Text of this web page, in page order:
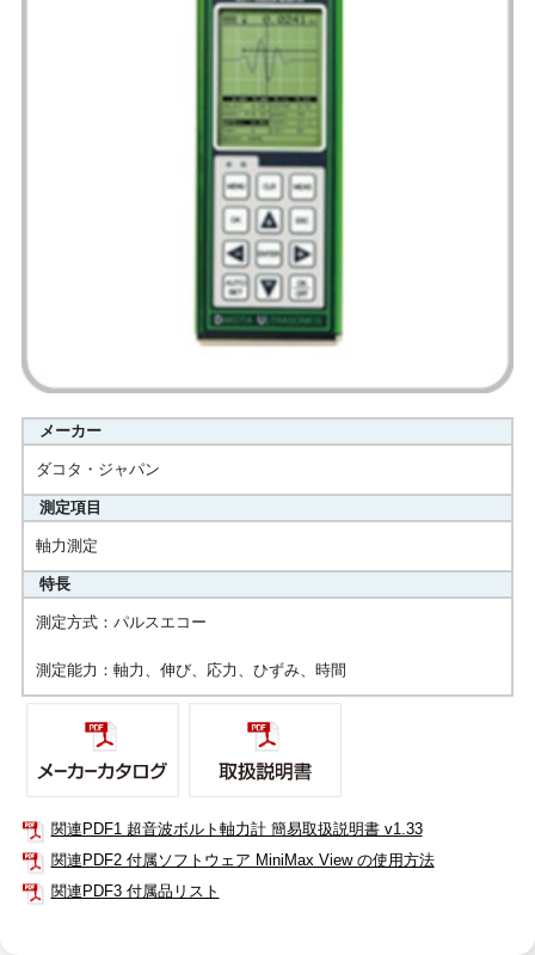
メーカー
ダコタ・ジャパン
測定項目
軸力測定
特長
測定方式：パルスエコー
測定能力：軸力、伸び、応力、ひずみ、時間
関連PDF1 超音波ボルト軸力計 簡易取扱説明書 v1.33
関連PDF2 付属ソフトウェア MiniMax View の使用方法
関連PDF3 付属品リスト